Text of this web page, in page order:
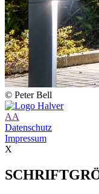
© Peter Bell
AA
Datenschutz
Impressum
X